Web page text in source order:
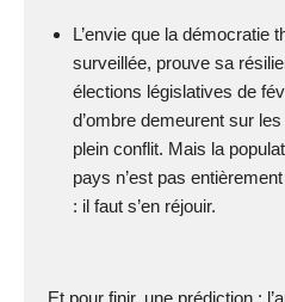
L’envie que la démocratie
surveillée, prouve sa
élections législatives de
d’ombre demeurent sur
plein conflit. Mais la
pays n’est pas
: il faut s’en réjouir.
Et pour finir, une prédiction :